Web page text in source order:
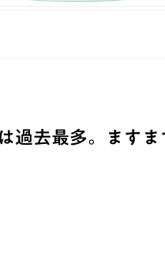
過去最多。ます